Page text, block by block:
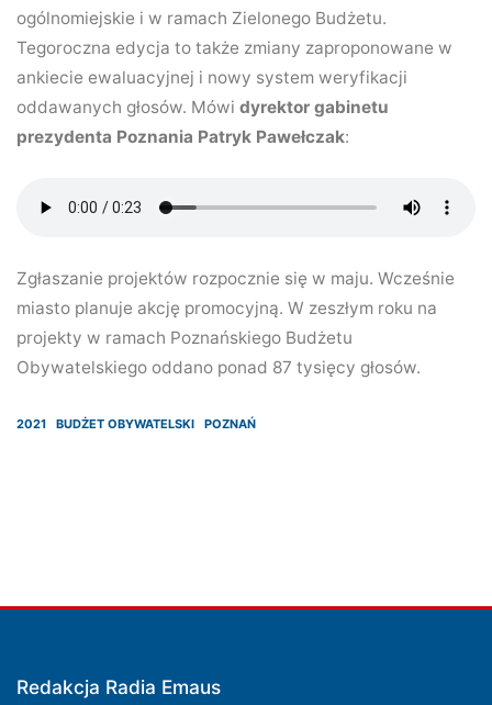
ogólnomiejskie i w ramach Zielonego Budżetu.
Tegoroczna edycja to także zmiany zaproponowane w
ankiecie ewaluacyjnej i nowy system weryfikacji
oddawanych głosów. Mówi dyrektor gabinetu
prezydenta Poznania Patryk Pawełczak:
Zgłaszanie projektów rozpocznie się w maju. Wcześnie
miasto planuje akcję promocyjną. W zeszłym roku na
projekty w ramach Poznańskiego Budżetu
Obywatelskiego oddano ponad 87 tysięcy głosów.
2021 BUDŻET OBYWATELSKI POZNAŃ
Redakcja Radia Emaus